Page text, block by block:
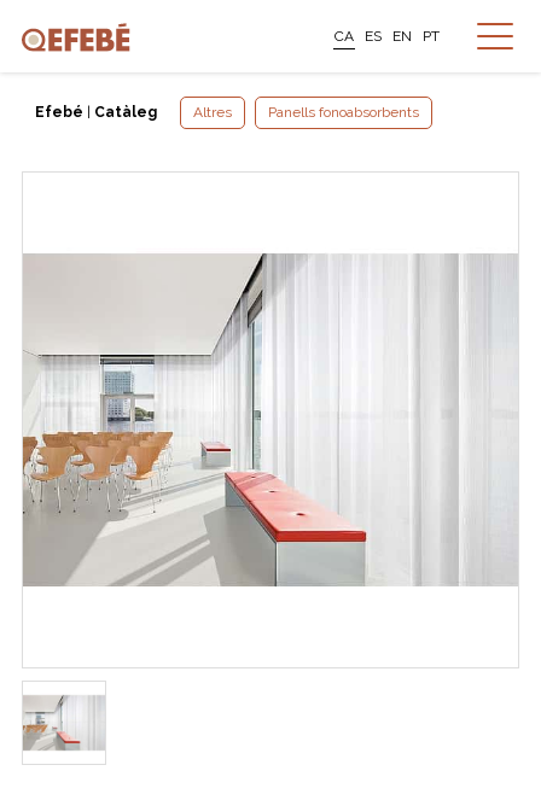
CA ES EN PT
Efebé Catàleg Altres Panells fonoabsorbents